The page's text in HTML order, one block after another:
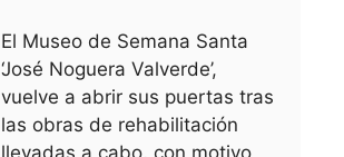
El Museo de Semana Santa
‘José Noguera Valverde’,
vuelve a abrir sus puertas tras
las obras de rehabilitación
llevadas a cabo, con motivo